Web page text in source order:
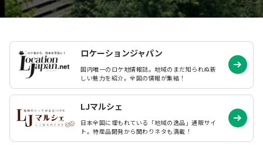
ロケーションジャパン
国内唯一のロケ地情報誌。地域のまだ知られぬ新
しい魅力を紹介。全国の情報が集結！
LJマルシェ
日本全国に埋もれている「地域の逸品」通販サイ
ト。特産品開発から関わりネタも満載！